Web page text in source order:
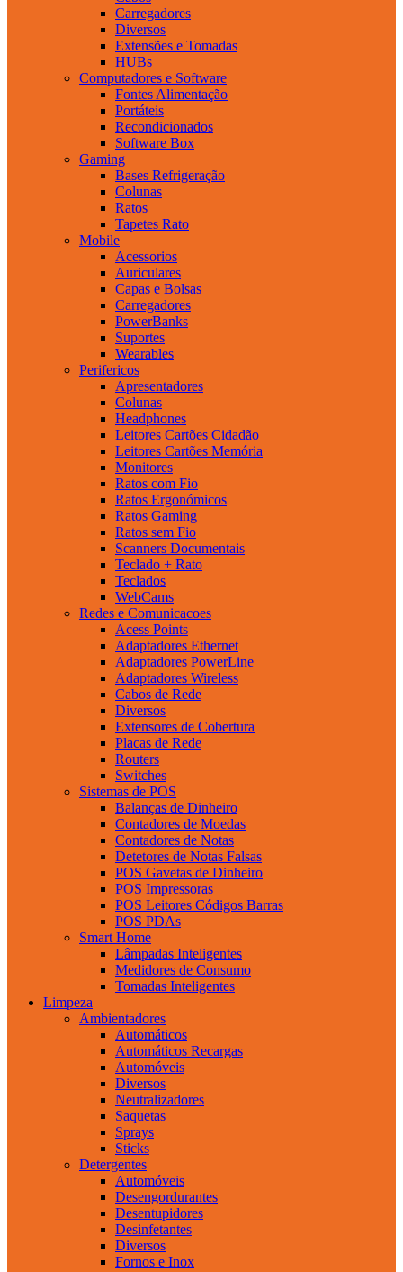
Carregadores
Diversos
Extensões e Tomadas
HUBs
Computadores e Software
Fontes Alimentação
Portáteis
Recondicionados
Software Box
Gaming
Bases Refrigeração
Colunas
Ratos
Tapetes Rato
Mobile
Acessorios
Auriculares
Capas e Bolsas
Carregadores
PowerBanks
Suportes
Wearables
Perifericos
Apresentadores
Colunas
Headphones
Leitores Cartões Cidadão
Leitores Cartões Memória
Monitores
Ratos com Fio
Ratos Ergonómicos
Ratos Gaming
Ratos sem Fio
Scanners Documentais
Teclado + Rato
Teclados
WebCams
Redes e Comunicacoes
Acess Points
Adaptadores Ethernet
Adaptadores PowerLine
Adaptadores Wireless
Cabos de Rede
Diversos
Extensores de Cobertura
Placas de Rede
Routers
Switches
Sistemas de POS
Balanças de Dinheiro
Contadores de Moedas
Contadores de Notas
Detetores de Notas Falsas
POS Gavetas de Dinheiro
POS Impressoras
POS Leitores Códigos Barras
POS PDAs
Smart Home
Lâmpadas Inteligentes
Medidores de Consumo
Tomadas Inteligentes
Limpeza
Ambientadores
Automáticos
Automáticos Recargas
Automóveis
Diversos
Neutralizadores
Saquetas
Sprays
Sticks
Detergentes
Automóveis
Desengordurantes
Desentupidores
Desinfetantes
Diversos
Fornos e Inox